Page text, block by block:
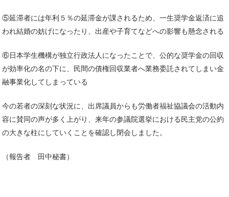
⑤延滞者には年利５％の延滞金が課されるため、一生奨学金返済に追
われ結婚の妨げになったり、出産や子育てなどへの影響も懸念される
⑥日本学生機構が独立行政法人になったことで、公的な奨学金の回収
が効率化の名の下に、民間の債権回収業者へ業務委託されてしまい金
融事業化してしまっている
今の若者の深刻な状況に、出席議員からも労働者福祉協議会の活動内
容に賛同の声が多く上がり、来年の参議院選挙における民主党の公約
の大きな柱にしていくことを確認し閉会しました。
（報告者 田中秘書）